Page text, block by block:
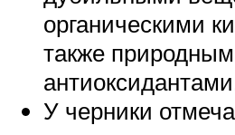
органическими
также
У черники